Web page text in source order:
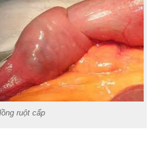
lồng ruột cấp